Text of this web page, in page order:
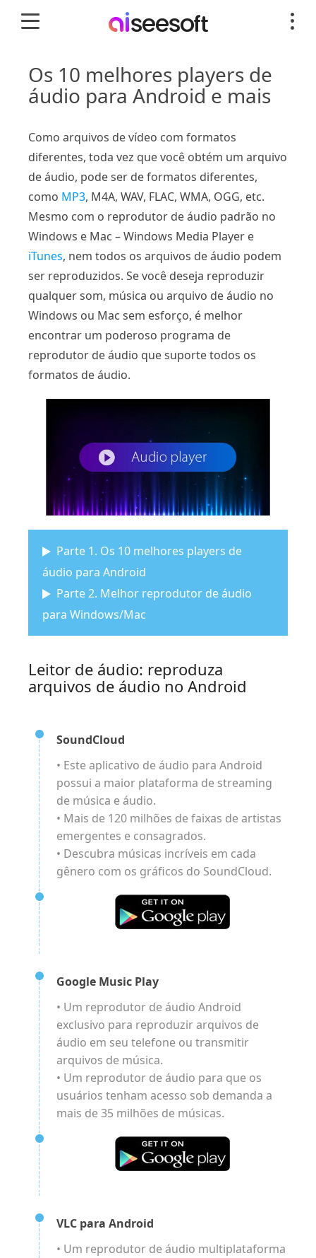
Os 10 melhores players de
áudio para Android e mais
Como arquivos de vídeo com formatos
diferentes, toda vez que você obtém um arquivo
de áudio, pode ser de formatos diferentes,
como MP3, M4A, WAV, FLAC, WMA, OGG, etc.
Mesmo com o reprodutor de áudio padrão no
Windows e Mac – Windows Media Player e
iTunes, nem todos os arquivos de áudio podem
ser reproduzidos. Se você deseja reproduzir
qualquer som, música ou arquivo de áudio no
Windows ou Mac sem esforço, é melhor
encontrar um poderoso programa de
reprodutor de áudio que suporte todos os
formatos de áudio.
Parte 1. Os 10 melhores players de
áudio para Android
Parte 2. Melhor reprodutor de áudio
para Windows/Mac
Leitor de áudio: reproduza
arquivos de áudio no Android
SoundCloud
• Este aplicativo de áudio para Android
possui a maior plataforma de streaming
de música e áudio.
• Mais de 120 milhões de faixas de artistas
emergentes e consagrados.
• Descubra músicas incríveis em cada
gênero com os gráficos do SoundCloud.
Google Music Play
• Um reprodutor de áudio Android
exclusivo para reproduzir arquivos de
áudio em seu telefone ou transmitir
arquivos de música.
• Um reprodutor de áudio para que os
usuários tenham acesso sob demanda a
mais de 35 milhões de músicas.
VLC para Android
• Um reprodutor de áudio multiplataforma